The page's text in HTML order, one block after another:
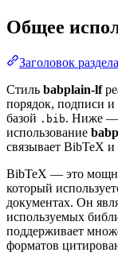
Общее
Заголовок
Стиль babplain-lf
порядок, подписи и
базой .bib. Ниже —
использование
связывает BibTeX
BibTeX — это
который
документах. Он
используемых
поддерживает
форматов